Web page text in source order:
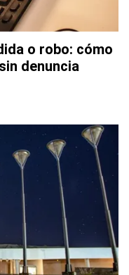
o robo: cómo
denuncia